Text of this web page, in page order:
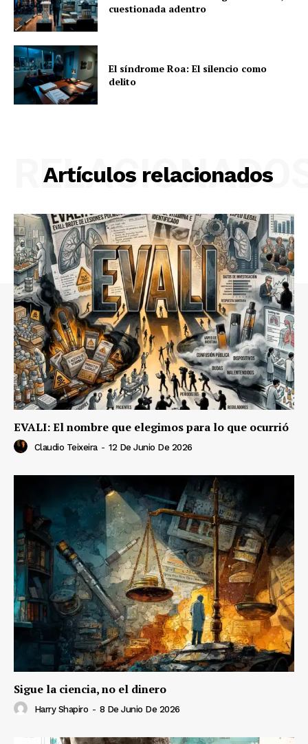
cuestionada adentro
El síndrome Roa: El silencio como
delito
Artículos relacionados
EVALI: El nombre que elegimos para lo que ocurrió
Claudio Teixeira - 12 De Junio De 2026
Sigue la ciencia, no el dinero
Harry Shapiro - 8 De Junio De 2026